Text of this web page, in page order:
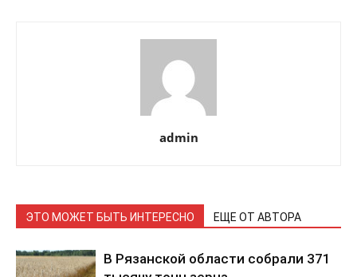
admin
ЭТО МОЖЕТ БЫТЬ ИНТЕРЕСНО ЕЩЕ ОТ АВТОРА
В Рязанской области собрали 371